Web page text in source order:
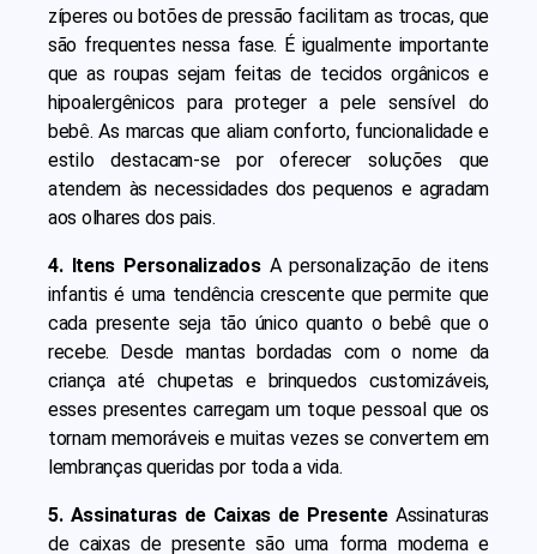
zíperes ou botões de pressão facilitam as trocas, que
são frequentes nessa fase. É igualmente importante
que as roupas sejam feitas de tecidos orgânicos e
hipoalergênicos para proteger a pele sensível do
bebê. As marcas que aliam conforto, funcionalidade e
estilo destacam-se por oferecer soluções que
atendem às necessidades dos pequenos e agradam
aos olhares dos pais.
4. Itens PersonalizadosA personalização de itens
infantis é uma tendência crescente que permite que
cada presente seja tão único quanto o bebê que o
recebe. Desde mantas bordadas com o nome da
criança até chupetas e brinquedos customizáveis,
esses presentes carregam um toque pessoal que os
tornam memoráveis e muitas vezes se convertem em
lembranças queridas por toda a vida.
5. Assinaturas de Caixas de PresenteAssinaturas
de caixas de presente são uma forma moderna e